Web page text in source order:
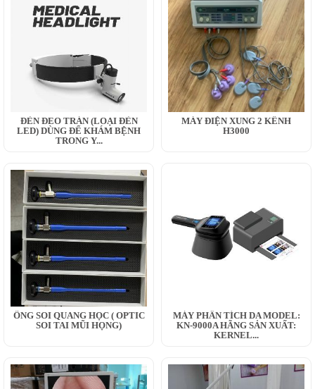
ĐÈN ĐEO TRÁN (LOẠI ĐÈN
LED) DÙNG ĐỂ KHÁM BỆNH
TRONG Y...
MÁY ĐIỆN XUNG 2 KÊNH
H3000
ỐNG SOI QUANG HỌC ( OPTIC
SOI TAI MŨI HỌNG)
MÁY PHÂN TÍCH DA MODEL:
KN-9000A HÃNG SẢN XUẤT:
KERNEL...